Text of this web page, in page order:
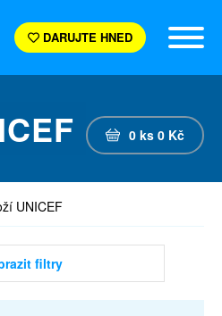
DARUJTE HNED
0 ks 0 Kč
UNICEF
filtry